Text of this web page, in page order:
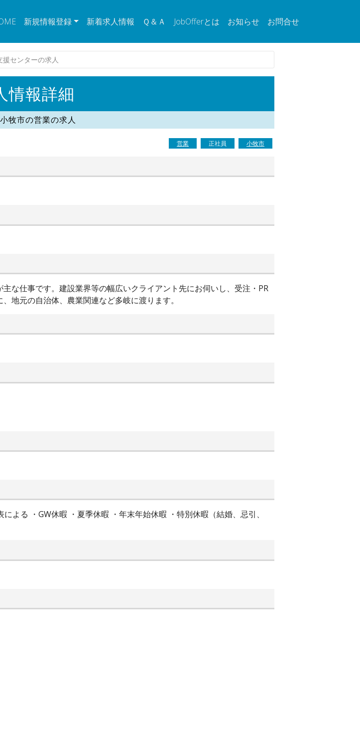
新規情報登録 新着求人情報 Ｑ＆Ａ JobOfferとは お知らせ お問合せ
援センターの求人
情報詳細
牧市の営業の求人
営業 正社員 小牧市
な仕事です。建設業界等の幅広いクライアント先にお伺いし、受注・PR
地元の自治体、農業関連など多岐に渡ります。
よる ・GW休暇 ・夏季休暇 ・年末年始休暇 ・特別休暇（結婚、忌引、